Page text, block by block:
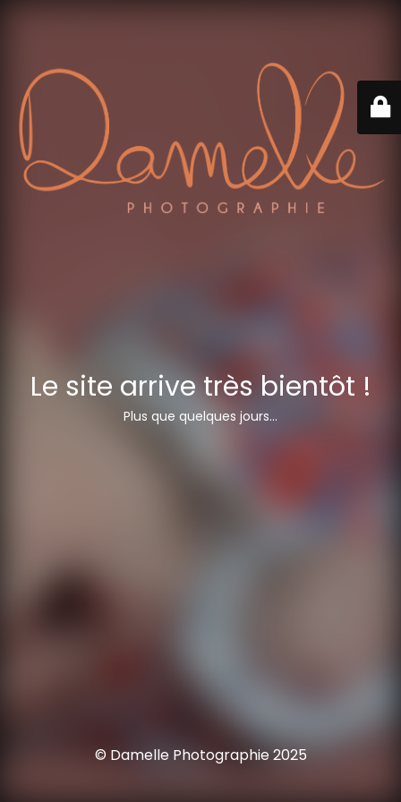
Le site arrive très bientôt !
Plus que quelques jours...
© Damelle Photographie 2025